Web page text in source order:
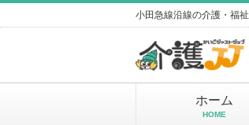
小田急線沿線の介護・福
ホーム
HOME